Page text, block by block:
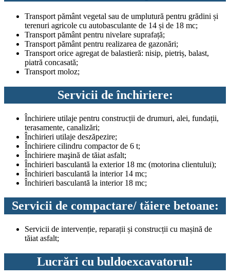
Transport pământ vegetal sau de umplutură pentru grădini și
terenuri agricole cu autobasculante de 14 și de 18 mc;
Transport pământ pentru nivelare suprafață;
Transport pământ pentru realizarea de gazonări;
Transport orice agregat de balastieră: nisip, pietriș, balast,
piatră concasată;
Transport moloz;
Servicii de închiriere:
Închiriere utilaje pentru construcții de drumuri, alei, fundații,
terasamente, canalizări;
Închirieri utilaje deszăpezire;
Închiriere cilindru compactor de 6 t;
Închiriere maşină de tăiat asfalt;
Închirieri basculantă la exterior 18 mc (motorina clientului);
Închirieri basculantă la interior 14 mc;
Închirieri basculantă la interior 18 mc;
Servicii de compactare/ tăiere betoane:
Servicii de intervenție, reparații și construcții cu mașină de
tăiat asfalt;
Lucrări cu buldoexcavatorul: